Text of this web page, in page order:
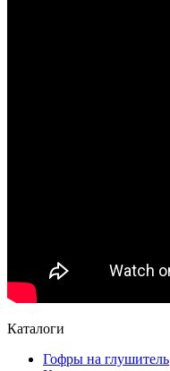
Каталоги
Гофры на глушитель